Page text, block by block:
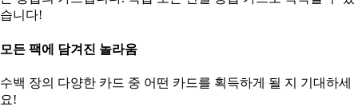
습니다!
모든 팩에 담겨진 놀라움
수백 장의 다양한 카드 중 어떤 카드를 획득하게 될 지 기대하세
요!